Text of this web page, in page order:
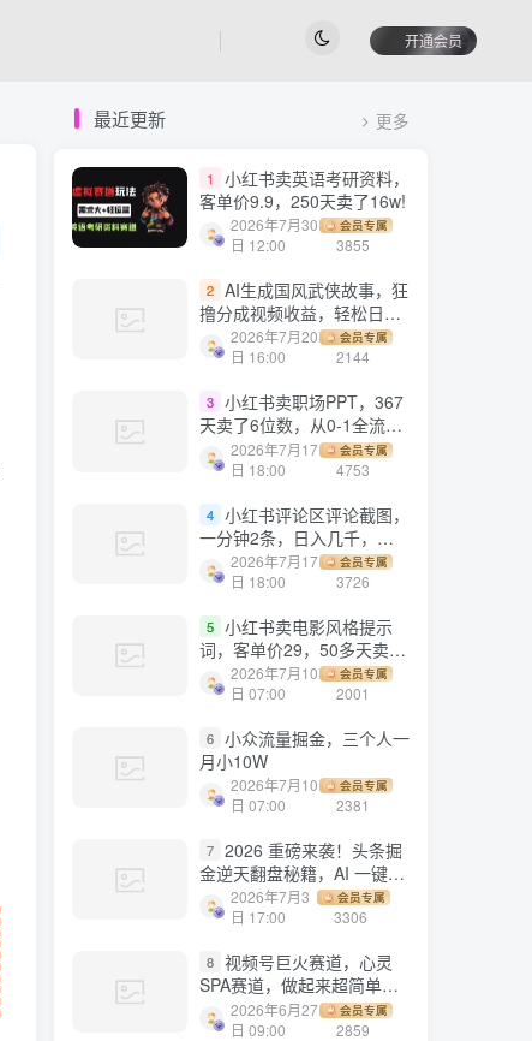
开通会员
最近更新 更多
1
小红书卖英语考研资料，
客单价9.9，250天卖了16w!
2026年7月30
日 12:00
会员专属
3855
2 AI生成国风武侠故事，狂
撸分成视频收益，轻松日入
1000+【可多平台分发】！
2026年7月20
日 16:00
会员专属
2144
3 小红书卖职场PPT，367
天卖了6位数，从0-1全流程
讲解2026年7月17
日 18:00
会员专属
4753
4 小红书评论区评论截图，
一分钟2条，日入几千，多
劳多得!2026年7月17
日 18:00
会员专属
3726
5 小红书卖电影风格提示
词，客单价29，50多天卖了
790单，小白直接抄作业！
2026年7月10
日 07:00
会员专属
2001
6 小众流量掘金，三个人一
月小10W
2026年7月10
日 07:00
会员专属
2381
7 2026 重磅来袭！头条掘
金逆天翻盘秘籍，AI 一键打
造爆款内容，只需简单复制
粘贴，日入 1000 + 轻松实
2026年7月3
日 17:00
会员专属
3306
8 视频号巨火赛道，心灵
SPA赛道，做起来超简单，
每天收益800+！
2026年6月27
日 09:00
会员专属
2859